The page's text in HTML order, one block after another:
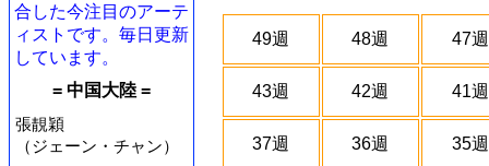
合した今注目のアーテ
ィストです。毎日更新
しています。
= 中国大陸 =
張靚穎
（ジェーン・チャン）
49週 48週 47週
43週 42週 41週
37週 36週 35週